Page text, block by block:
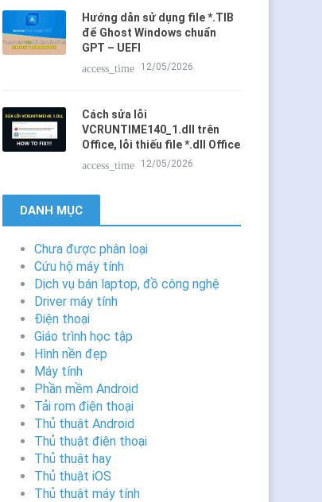
Hướng dẫn sử dụng file *.TIB
để Ghost Windows chuẩn
GPT – UEFI
access_time
12/05/2026
Cách sửa lỗi
VCRUNTIME140_1.dll trên
Office, lỗi thiếu file *.dll Office
access_time
12/05/2026
DANH MỤC
Chưa được phân loại
Cứu hộ máy tính
Dịch vụ bán laptop, đồ công nghệ
Driver máy tính
Điện thoại
Giáo trình học tập
Hình nền đẹp
Máy tính
Phần mềm Android
Tải rom điện thoại
Thủ thuật Android
Thủ thuật điện thoại
Thủ thuật hay
Thủ thuật iOS
Thủ thuật máy tính